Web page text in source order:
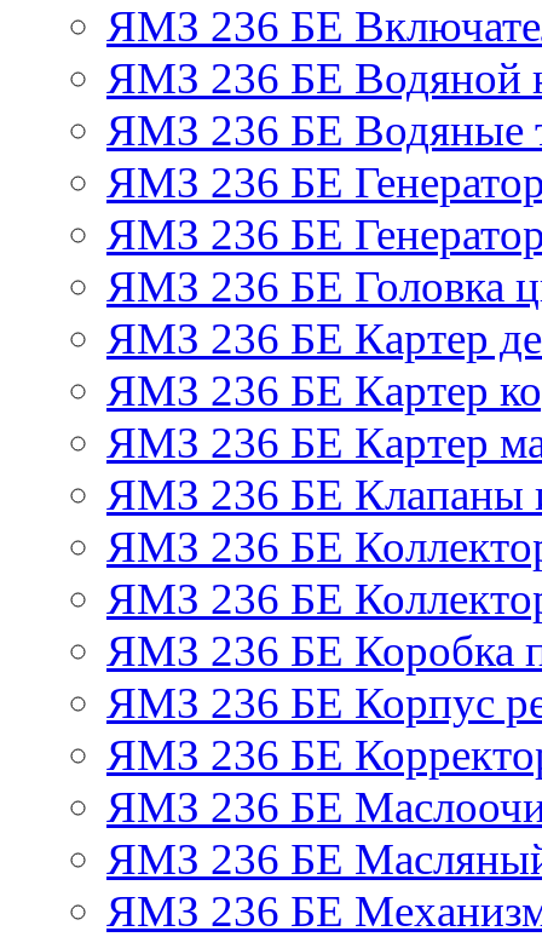
ЯМЗ 236 БЕ
ЯМЗ 236 БЕ Водяной
ЯМЗ 236 БЕ Водяные
ЯМЗ 236 БЕ
ЯМЗ 236 БЕ
ЯМЗ 236 БЕ Головка
ЯМЗ 236 БЕ Картер
ЯМЗ 236 БЕ Картер
ЯМЗ 236 БЕ Картер
ЯМЗ 236 БЕ Клапаны
ЯМЗ 236 БЕ
ЯМЗ 236 БЕ
ЯМЗ 236 БЕ Коробка
ЯМЗ 236 БЕ Корпус
ЯМЗ 236 БЕ
ЯМЗ 236 БЕ
ЯМЗ 236 БЕ Масляный
ЯМЗ 236 БЕ Механизм